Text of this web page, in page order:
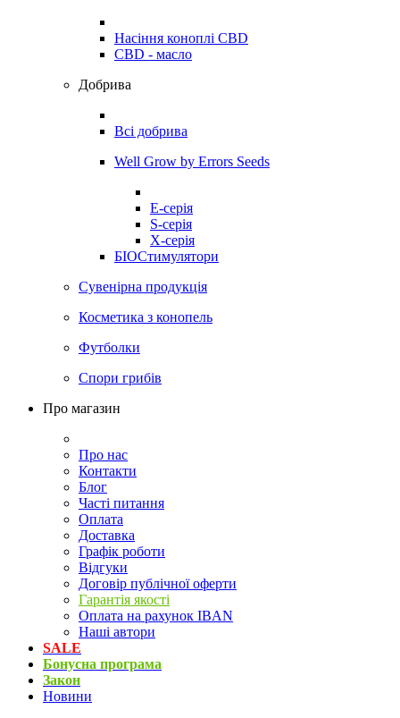
Насіння коноплі CBD
CBD - масло
Добрива
Всі добрива
Well Grow by Errors Seeds
E-серія
S-серія
X-серія
БІОСтимулятори
Сувенірна продукція
Косметика з конопель
Футболки
Спори грибів
Про магазин
Про нас
Контакти
Блог
Часті питання
Оплата
Доставка
Графік роботи
Відгуки
Договір публічної оферти
Гарантія якості
Оплата на рахунок IBAN
Наші автори
SALE
Бонусна програма
Закон
Новини